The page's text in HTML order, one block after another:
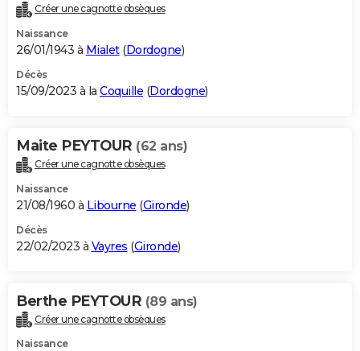
Créer une cagnotte obsèques
Naissance
26/01/1943 à Mialet(Dordogne)
Décès
15/09/2023 à la Coquille (Dordogne)
Maite PEYTOUR (62 ans)
Créer une cagnotte obsèques
Naissance
21/08/1960 à Libourne (Gironde)
Décès
22/02/2023 à Vayres (Gironde)
Berthe PEYTOUR (89 ans)
Créer une cagnotte obsèques
Naissance